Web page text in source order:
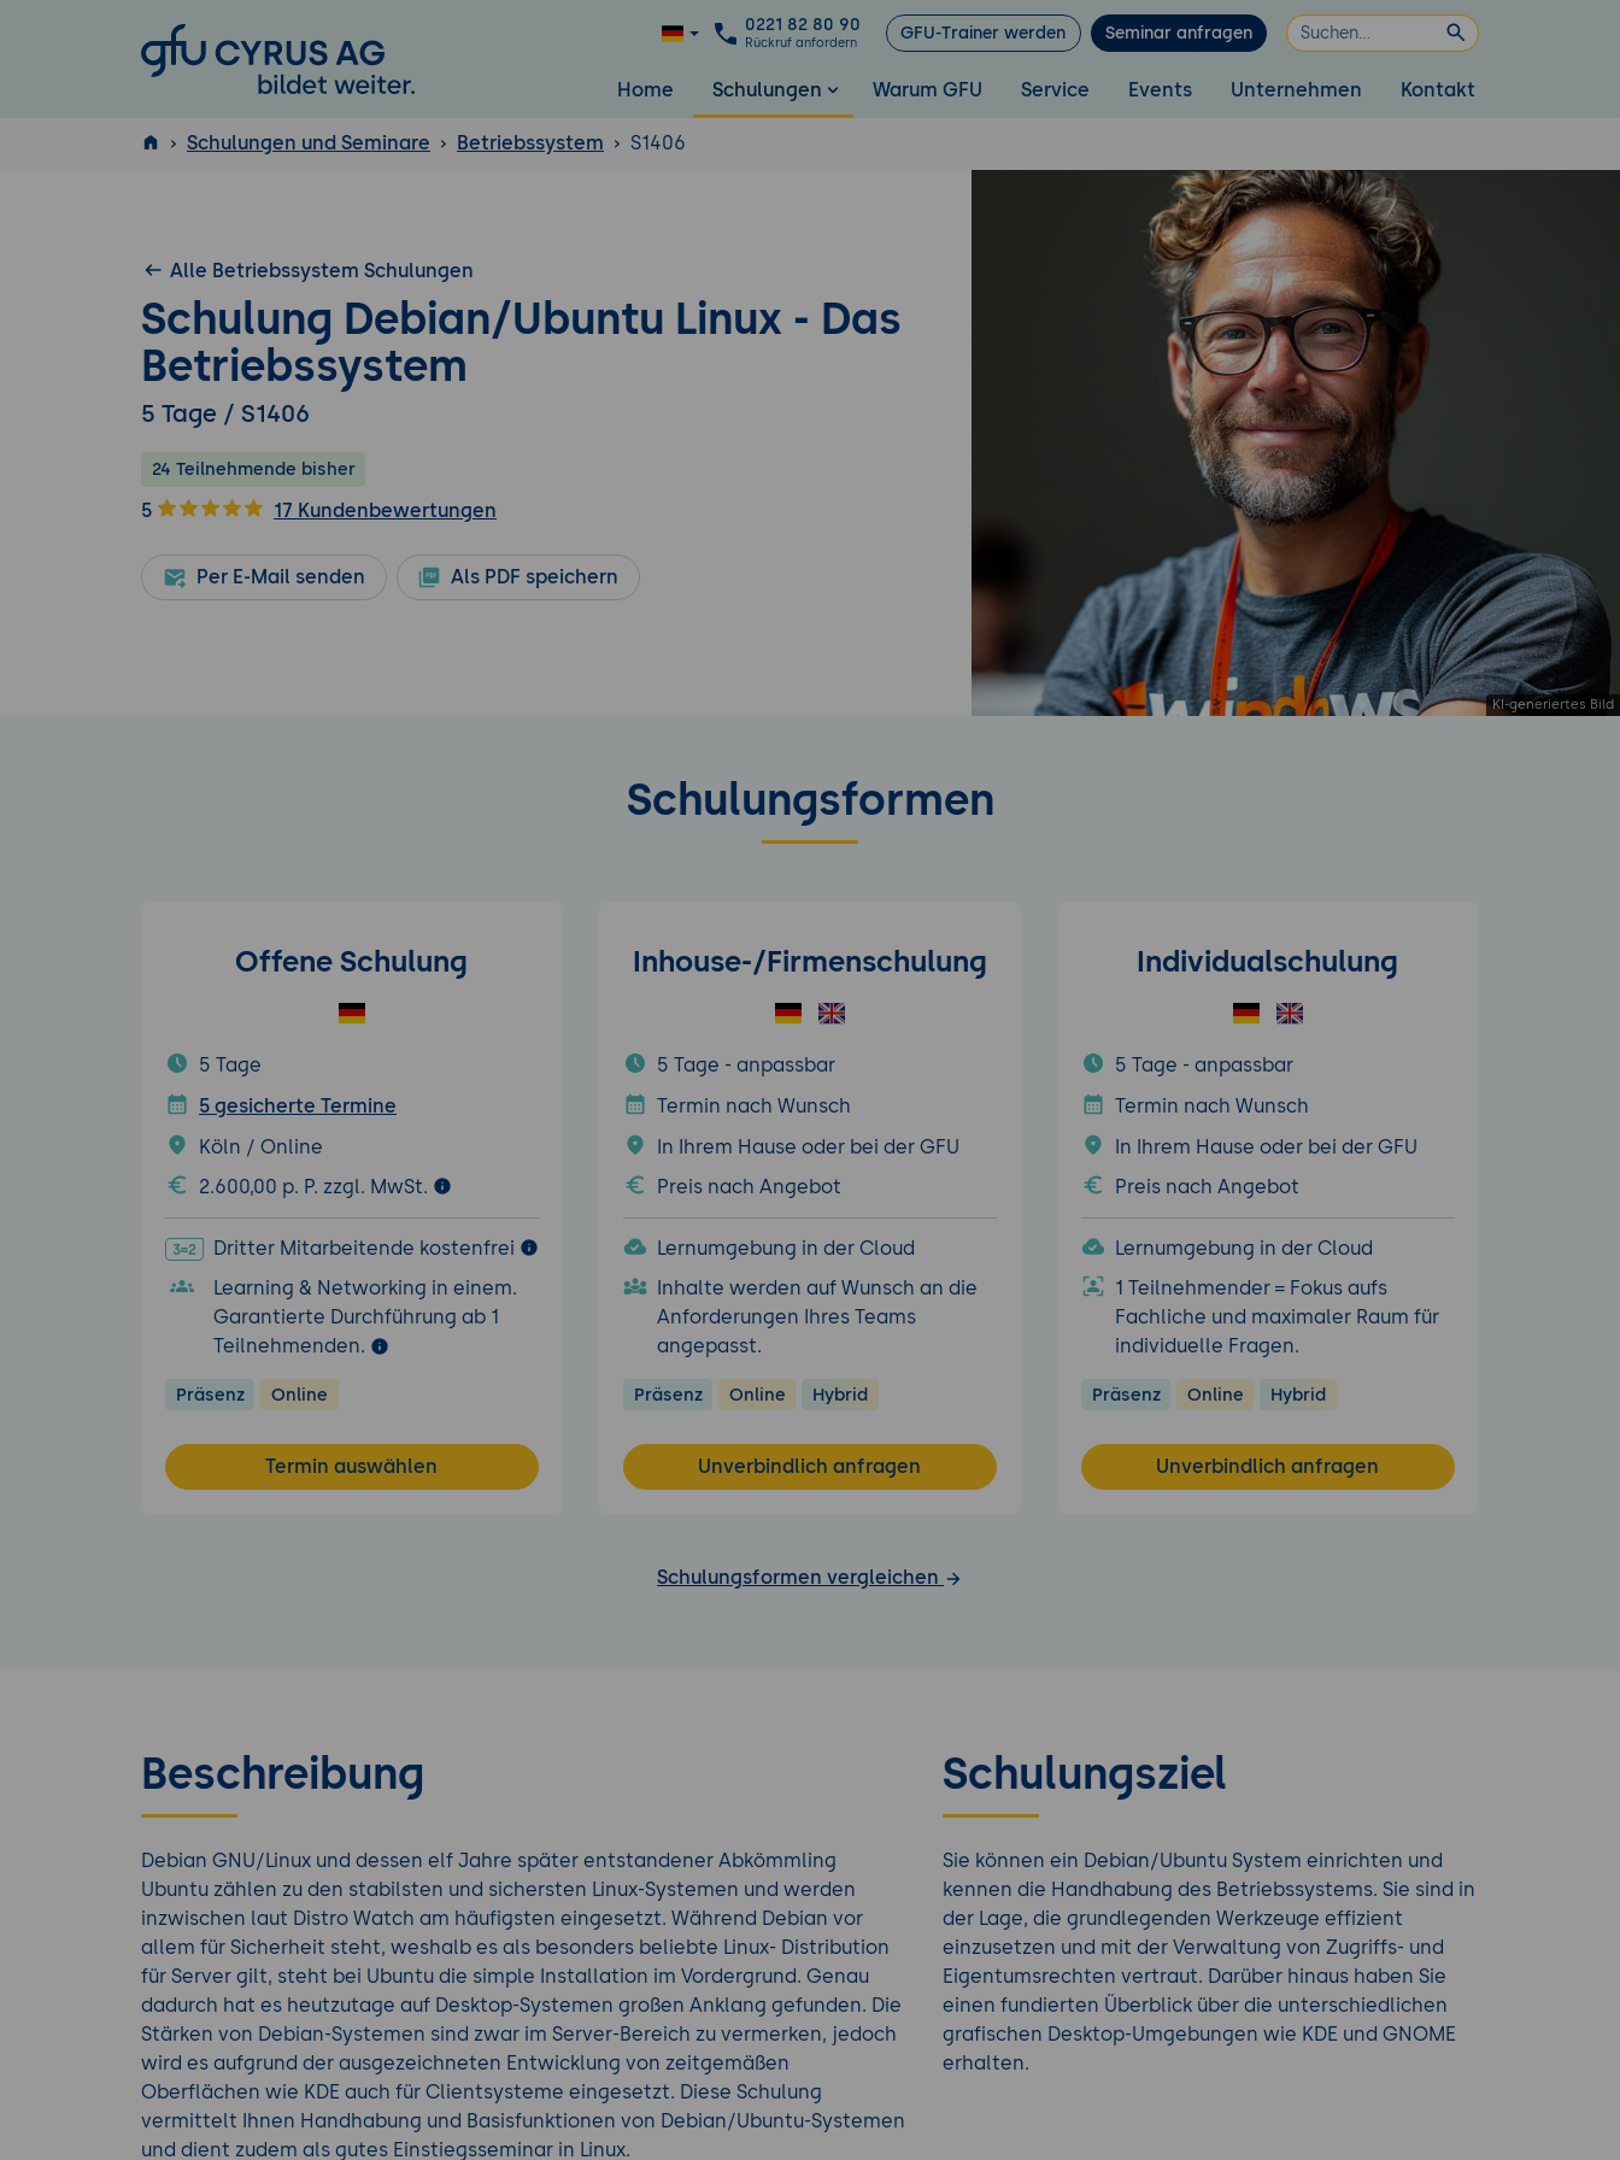
GFU Cyrus AG
0221 82 80 90
Rückruf anfordern GFU-Trainer werden Seminar anfragen
Home Schulungen Warum GFU Service Events Unternehmen Kontakt
ISTQB
Schulungen und Seminare Betriebssystem S1406
Alle Betriebssystem Schulungen
Schulung Debian/Ubuntu Linux - Das
Betriebssystem
5 Tage / S1406
24 Teilnehmende bisher
5 17 Kundenbewertungen
Per E-Mail senden Als PDF speichern
Schulungsformen
Offene Schulung
5 Tage
5 gesicherte Termine
Köln / Online
2.600,00 p. P. zzgl. MwSt.
Dritter Mitarbeitende kostenfrei
Learning & Networking in einem.
Garantierte Durchführung ab 1
Teilnehmenden.
Präsenz Online
Termin auswählen
Inhouse-/Firmenschulung
5 Tage - anpassbar
Termin nach Wunsch
In Ihrem Hause oder bei der GFU
Preis nach Angebot
Lernumgebung in der Cloud
Inhalte werden auf Wunsch an die
Anforderungen Ihres Teams
angepasst.
Präsenz Online Hybrid
Unverbindlich anfragen
Individualschulung
5 Tage - anpassbar
Termin nach Wunsch
In Ihrem Hause oder bei der GFU
Preis nach Angebot
Lernumgebung in der Cloud
1 Teilnehmender = Fokus aufs
Fachliche und maximaler Raum für
individuelle Fragen.
Präsenz Online Hybrid
Unverbindlich anfragen
Schulungsformen vergleichen
Beschreibung
Debian GNU/Linux und dessen elf Jahre später entstandener Abkömmling
Ubuntu zählen zu den stabilsten und sichersten Linux-Systemen und werden
inzwischen laut Distro Watch am häufigsten eingesetzt. Während Debian vor
allem für Sicherheit steht, weshalb es als besonders beliebte Linux- Distribution
für Server gilt, steht bei Ubuntu die simple Installation im Vordergrund. Genau
dadurch hat es heutzutage auf Desktop-Systemen großen Anklang gefunden. Die
Stärken von Debian-Systemen sind zwar im Server-Bereich zu vermerken, jedoch
wird es aufgrund der ausgezeichneten Entwicklung von zeitgemäßen
Oberflächen wie KDE auch für Clientsysteme eingesetzt. Diese Schulung
vermittelt Ihnen Handhabung und Basisfunktionen von Debian/Ubuntu-Systemen
und dient zudem als gutes Einstiegsseminar in Linux.
Schulungsziel
Sie können ein Debian/Ubuntu System einrichten und
kennen die Handhabung des Betriebssystems. Sie sind in
der Lage, die grundlegenden Werkzeuge effizient
einzusetzen und mit der Verwaltung von Zugriffs- und
Eigentumsrechten vertraut. Darüber hinaus haben Sie
einen fundierten Überblick über die unterschiedlichen
grafischen Desktop-Umgebungen wie KDE und GNOME
erhalten.